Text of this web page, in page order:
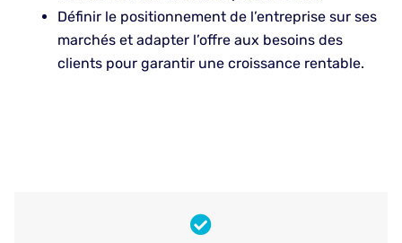
Définir le positionnement de l’entreprise sur ses
marchés et adapter l’offre aux besoins des
clients pour garantir une croissance rentable.